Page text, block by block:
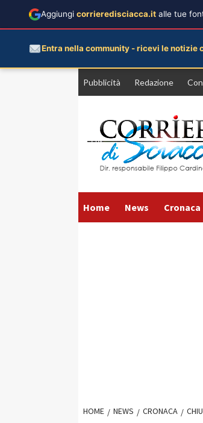
Pubblicità Redazione
Home News Cronaca
HOME NEWS CRONACA
Aggiungi corrieredisciacca.it alle tue
Entra nella community - ricevi le notizie